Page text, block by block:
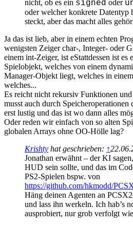
nicht, ob es ein signed oder
oder welcher konkrete Datentyp
steckt, aber das macht alles
Ja das ist lieb, aber in einem echten
wenigsten Zeiger char-, Integer- oder
einem int-Zeiger, ist eStattdessen ist es
Spielobjekt, welches von einem
Manager-Objekt liegt, welches in
welches...
Es reicht nicht rekursiv Funktionen
musst auch durch
erst lustig und das ist wo dann alles
Oder reden wir einfach von so alten
globalen Arrays ohne OO-Hölle lag?
Krishty hat geschrieben: ↑
Jonathan erwähnt – der KI
HUD sein sollte, und das im
PS2-Spielen bspw. von
https://github.com/hkmodd/
Häng deinen Agenten an
und lass ihn werkeln. Ich hab’s
ausprobiert, nur grob verfolgt